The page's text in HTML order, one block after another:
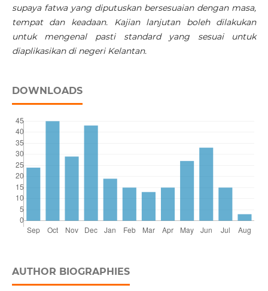
supaya fatwa yang diputuskan bersesuaian dengan masa,
tempat dan keadaan. Kajian lanjutan boleh dilakukan
untuk mengenal pasti standard yang sesuai untuk
diaplikasikan di negeri Kelantan.
DOWNLOADS
AUTHOR BIOGRAPHIES